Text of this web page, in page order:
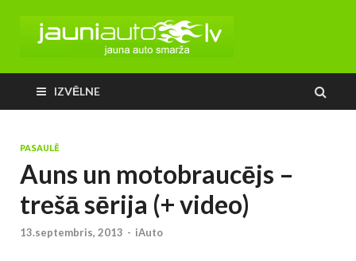
IZVĒLNE
PASAULĒ
Auns un motobraucējs –
trešā sērija (+ video)
13.septembris, 2013 - iAuto